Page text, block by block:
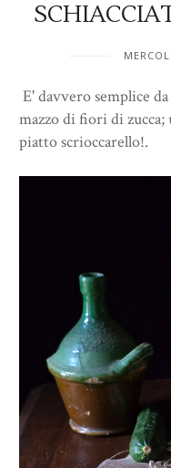
E' davvero semplice
mazzo di fiori di
piatto scrioccarello!.